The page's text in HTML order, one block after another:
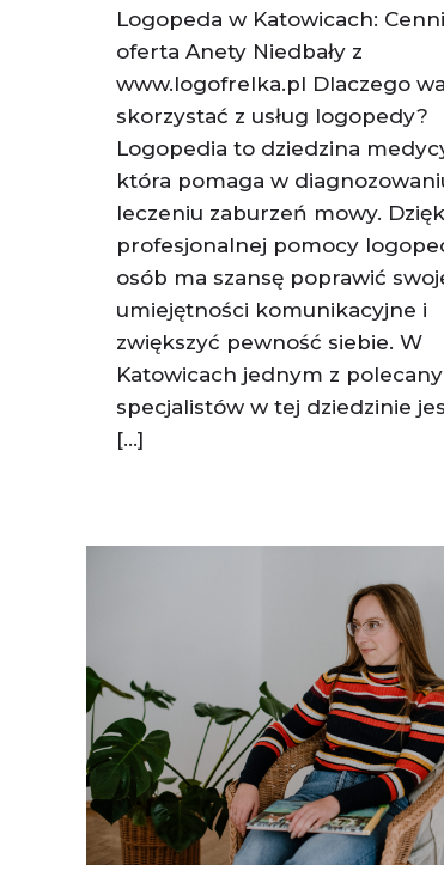
Logopeda w Katowicach:
oferta Anety Niedbały z
www.logofrelka.pl Dlaczego
skorzystać z usług logopedy?
Logopedia to dziedzina
która pomaga w
leczeniu zaburzeń mowy.
profesjonalnej pomocy
osób ma szansę poprawić
umiejętności komunikacyjne i
zwiększyć pewność siebie. W
Katowicach jednym z
specjalistów w tej dziedzinie
[…]